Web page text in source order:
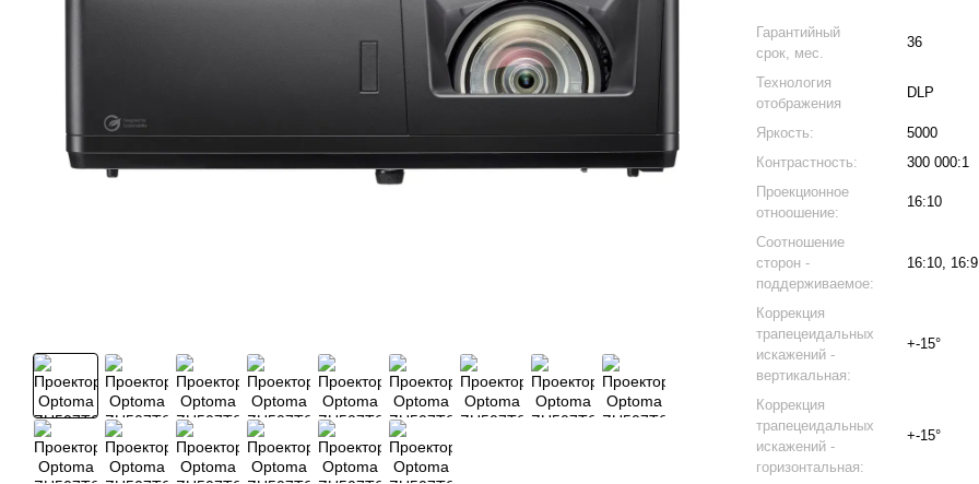
Гарантийный
срок, мес.
36
Технология
отображения
DLP
Яркость:
5000
Контрастность:
300 000:1
Проекционное
отноошение:
16:10
Соотношение
сторон -
поддерживаемое:
16:10,
Коррекция
трапецеидальных
искажений -
вертикальная:
+-15°
Коррекция
трапецеидальных
искажений -
горизонтальная:
+-15°